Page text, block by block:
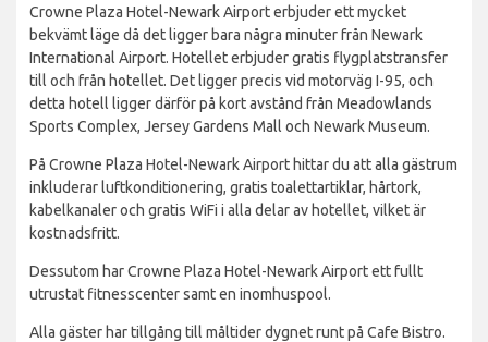
Crowne Plaza Hotel-Newark Airport erbjuder ett mycket
bekvämt läge då det ligger bara några minuter från Newark
International Airport. Hotellet erbjuder gratis flygplatstransfer
till och från hotellet. Det ligger precis vid motorväg I-95, och
detta hotell ligger därför på kort avstånd från Meadowlands
Sports Complex, Jersey Gardens Mall och Newark Museum.
På Crowne Plaza Hotel-Newark Airport hittar du att alla gästrum
inkluderar luftkonditionering, gratis toalettartiklar, hårtork,
kabelkanaler och gratis WiFi i alla delar av hotellet, vilket är
kostnadsfritt.
Dessutom har Crowne Plaza Hotel-Newark Airport ett fullt
utrustat fitnesscenter samt en inomhuspool.
Alla gäster har tillgång till måltider dygnet runt på Cafe Bistro.